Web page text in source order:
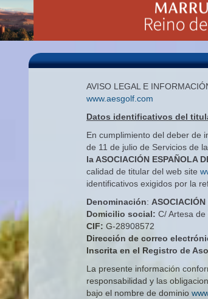
AVISO LEGAL E
www.aesgolf.com
Datos identificativos del
En cumplimiento del deber de
de 11 de julio de Servicios de
la ASOCIACIÓN ESPAÑOLA
calidad de titular del web site
identificativos exigidos por la
Denominación: ASOCIACIÓN
Domicilio social: C/ Artesa
CIF: G-28908572
Dirección de correo
Inscrita en el Registro de
La presente información
responsabilidad y las
bajo el nombre de dominio